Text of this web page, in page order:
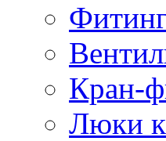
Кран-
Люки